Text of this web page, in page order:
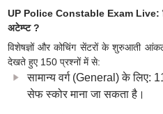
UP Police Constable Exam Live:
अटेम्प्ट ?
विशेषज्ञों और कोचिंग सेंटरों के शुरुआती
देखते हुए 150 प्रश्नों में से:
सामान्य वर्ग (General) के लिए:
सेफ स्कोर माना जा सकता है।